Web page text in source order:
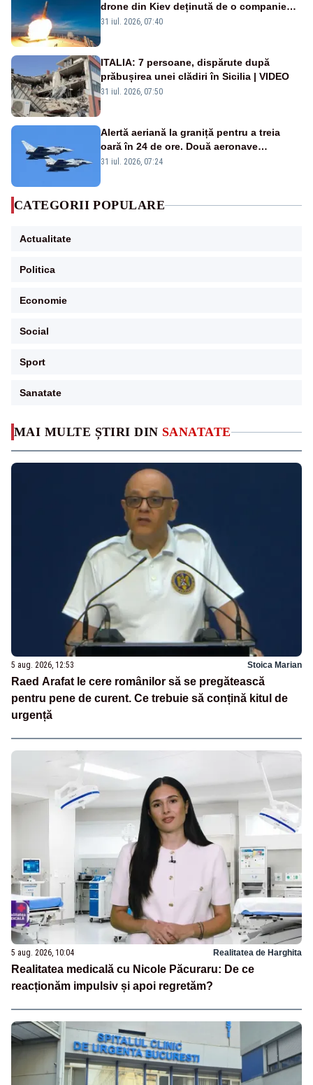
MAI MULTE ȘTIRI DIN SANATATE
5 aug. 2026, 12:53 Stoica Marian
Raed Arafat le cere românilor să se pregătească
pentru pene de curent. Ce trebuie să conțină kitul de
urgență
5 aug. 2026, 10:04 Realitatea de Harghita
Realitatea medicală cu Nicole Păcuraru: De ce
reacționăm impulsiv și apoi regretăm?
drone din Kiev deținută de o companie
americană, distrusă de o rachetă
31 iul. 2026, 07:40
ITALIA: 7 persoane, dispărute după
prăbușirea unei clădiri în Sicilia | VIDEO
31 iul. 2026, 07:50
Alertă aeriană la graniță pentru a treia
oară în 24 de ore. Două aeronave
Eurofighter britanice au fost ridicate de la
31 iul. 2026, 07:24
CATEGORII POPULARE
Actualitate
Politica
Economie
Social
Sport
Sanatate